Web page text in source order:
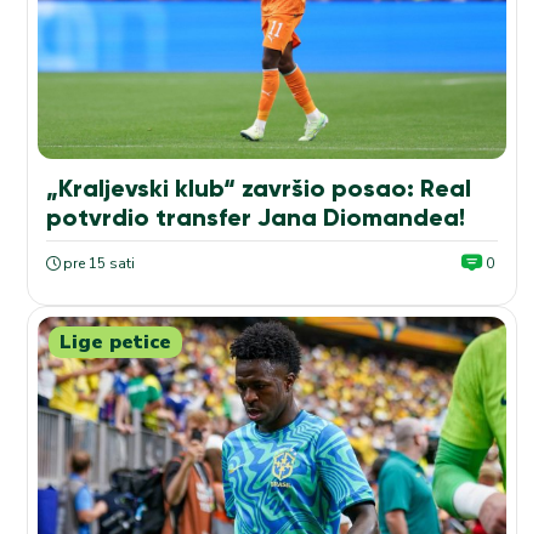
„Kraljevski klub“ završio posao: Real
potvrdio transfer Jana Diomandea!
pre 15 sati 0
Lige petice